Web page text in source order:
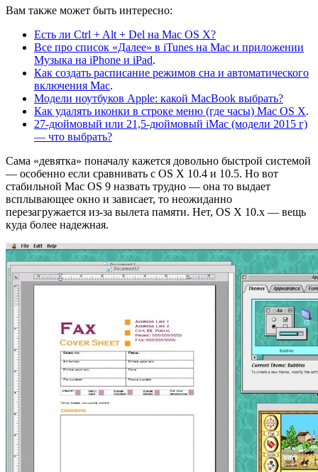
Вам также может быть интересно:
Есть ли Ctrl + Alt + Del на Mac OS X?
Все про список «Далее» в iTunes на Mac и приложении
Музыка на iPhone и iPad.
Как создать расписание режимов сна и автоматического
включения Mac.
Модели ноутбуков Apple: какой MacBook выбрать?
Как удалять иконки в строке меню (где часы) Mac OS X.
27-дюймовый или 21,5-дюймовый iMac (модели 2015 г)
— что выбрать?
Сама «девятка» поначалу кажется довольно быстрой системой
— особенно если сравнивать с OS X 10.4 и 10.5. Но вот
стабильной Mac OS 9 назвать трудно — она то выдает
всплывающее окно и зависает, то неожиданно
перезагружается из-за вылета памяти. Нет, OS X 10.x — вещь
куда более надежная.